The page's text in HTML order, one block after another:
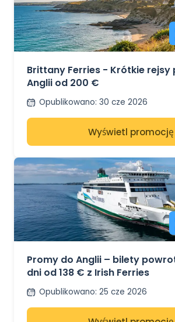
Brittany Ferries - Krótkie rejsy
Anglii od 200 €
Opublikowano: 30 cze 2026
Wyświetl promocję
Promy do Anglii – bilety
dni od 138 € z Irish Ferries
Opublikowano: 25 cze 2026